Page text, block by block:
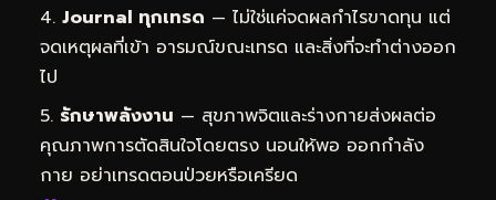
Journal ทุกเทรด — ไม่ใช่แค่จดผลกำไรขาดทุน แต่
จดเหตุผลที่เข้า อารมณ์ขณะเทรด และสิ่งที่จะทำต่างออก
ไป
รักษาพลังงาน — สุขภาพจิตและร่างกายส่งผลต่อ
คุณภาพการตัดสินใจโดยตรง นอนให้พอ ออกกำลัง
กาย อย่าเทรดตอนป่วยหรือเครียด